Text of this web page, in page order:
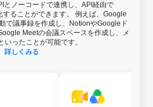
とノーコードで連携し、API経由で
ることができます。 例えば、Google
で議事録を作成し、NotionやGoogleド
Meetの会議スペースを作成し、メ
ったことが可能です。
詳しくみる